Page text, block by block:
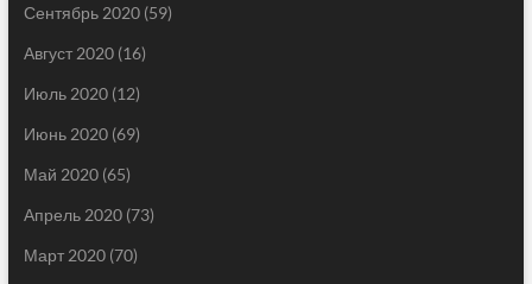
Сентябрь 2020(59)
Август 2020(16)
Июль 2020(12)
Июнь 2020(69)
Май 2020(65)
Апрель 2020(73)
Март 2020(70)